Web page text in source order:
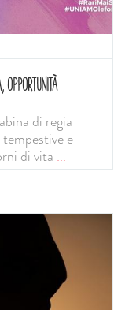
di regia
e
di vita ...